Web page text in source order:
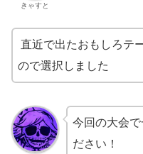
きゃすと
直近で出たおもしろテ
ので選択しました
今回の大会で
ださい！